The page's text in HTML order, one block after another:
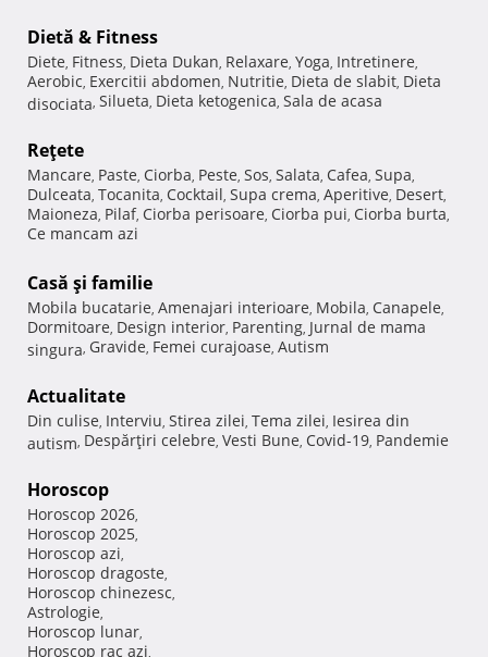
Dietă & Fitness
Diete, Fitness, Dieta Dukan, Relaxare, Yoga, Intretinere,
Aerobic, Exercitii abdomen, Nutritie, Dieta de slabit, Dieta
disociata, Silueta, Dieta ketogenica, Sala de acasa
Reţete
Mancare, Paste, Ciorba, Peste, Sos, Salata, Cafea, Supa,
Dulceata, Tocanita, Cocktail, Supa crema, Aperitive, Desert,
Maioneza, Pilaf, Ciorba perisoare, Ciorba pui, Ciorba burta,
Ce mancam azi
Casă şi familie
Mobila bucatarie, Amenajari interioare, Mobila, Canapele,
Dormitoare, Design interior, Parenting, Jurnal de mama
singura, Gravide, Femei curajoase, Autism
Actualitate
Din culise, Interviu, Stirea zilei, Tema zilei, Iesirea din
autism, Despărţiri celebre, Vesti Bune, Covid-19, Pandemie
Horoscop
Horoscop 2026,
Horoscop 2025,
Horoscop azi,
Horoscop dragoste,
Horoscop chinezesc,
Astrologie,
Horoscop lunar,
Horoscop rac azi,